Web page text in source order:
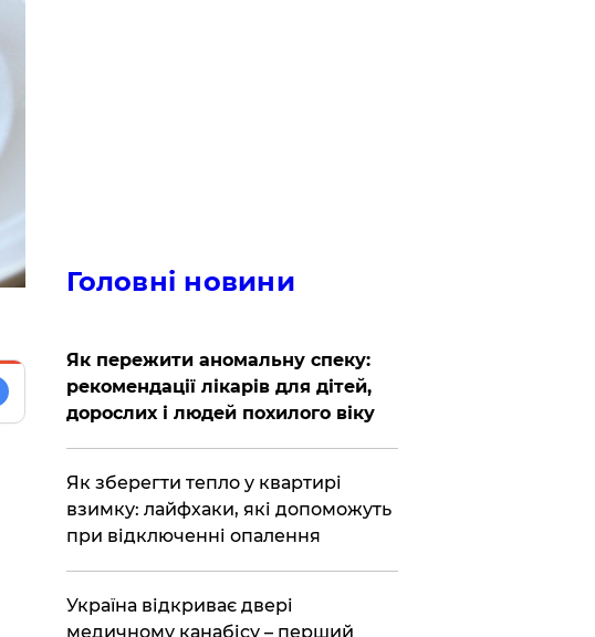
Головні новини
Як пережити аномальну спеку:
рекомендації лікарів для дітей,
дорослих і людей похилого віку
Як зберегти тепло у квартирі
взимку: лайфхаки, які допоможуть
при відключенні опалення
Україна відкриває двері
медичному канабісу – перший